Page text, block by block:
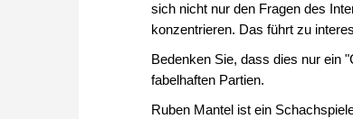
sich nicht nur den Fragen des
konzentrieren. Das führt zu
Bedenken Sie, dass dies nur ein
fabelhaften Partien.
Ruben Mantel ist ein